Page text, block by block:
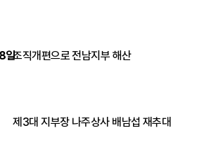
일조직개편으로 전남지부 해산
제3대 지부장 나주상사 배남섭 재추대